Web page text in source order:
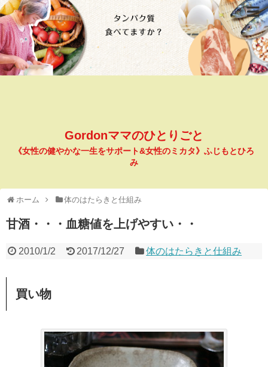
Gordonママのひとりごと
《女性の健やかな一生をサポート&女性のミカタ》ふじもとひろ
み
ホーム 体のはたらきと仕組み
甘酒・・・血糖値を上げやすい・・
2010/1/2 2017/12/27 体のはたらきと仕組み
買い物